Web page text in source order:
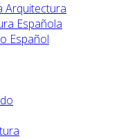
Arquitectura
Española
Español